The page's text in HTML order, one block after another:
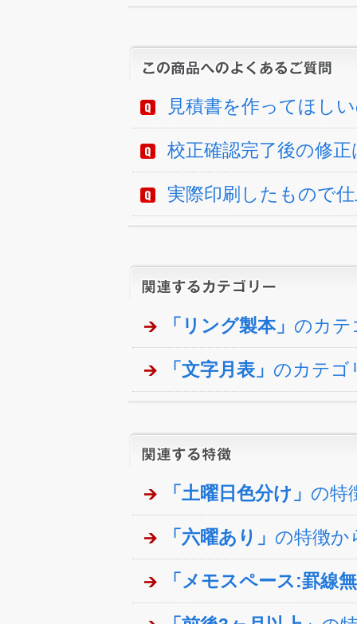
見積書を作ってほし
校正確認完了後の修
実際印刷したもので
「リング製本」 のカテ
「文字月表」 のカテゴ
「土曜日色分け」 の特
「六曜あり」 の特徴か
「メモスペース:罫線